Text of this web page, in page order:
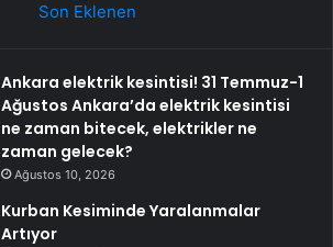
Son Eklenen
Ankara elektrik kesintisi! 31 Temmuz-1
Ağustos Ankara’da elektrik kesintisi
ne zaman bitecek, elektrikler ne
zaman gelecek?
Ağustos 10, 2026
Kurban Kesiminde Yaralanmalar
Artıyor